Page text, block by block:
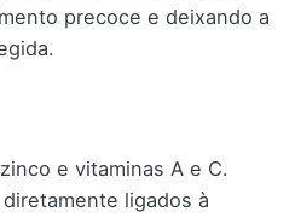
precoce e deixando a
e vitaminas A e C.
ligados à